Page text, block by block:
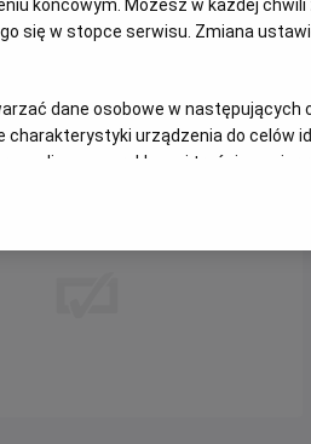
w swoim otoczeniu.
końcowym. Możesz w każdej
się w stopce serwisu. Zmiana
dane osobowe w następujących
charakterystyki urządzenia do celów
reklamy i treści, pomiar